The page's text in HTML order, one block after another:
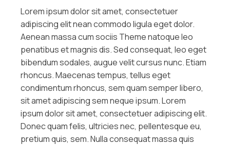
Lorem ipsum dolor sit amet, consectetuer
adipiscing elit nean commodo ligula eget dolor.
Aenean massa cum sociis Theme natoque leo
penatibus et magnis dis. Sed consequat, leo eget
bibendum sodales, augue velit cursus nunc. Etiam
rhoncus. Maecenas tempus, tellus eget
condimentum rhoncus, sem quam semper libero,
sit amet adipiscing sem neque ipsum. Lorem
ipsum dolor sit amet, consectetuer adipiscing elit.
Donec quam felis, ultricies nec, pellentesque eu,
pretium quis, sem. Nulla consequat massa quis